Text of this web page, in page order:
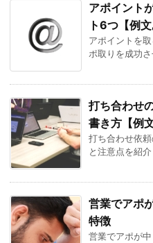
アポイント
ト6つ【例文
アポイントを
ポ取りを成功
打ち合わせ
書き方【例
打ち合わせ依
と注意点を紹
営業でアポ
特徴
営業でアポが